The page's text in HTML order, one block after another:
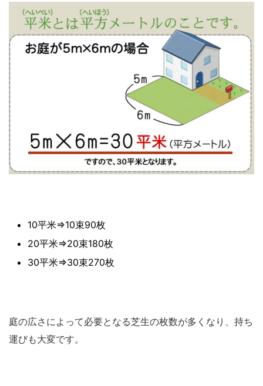
10平米⇒10束90枚
20平米⇒20束180枚
30平米⇒30束270枚
庭の広さによって必要となる芝生の枚数が多くなり、持ち
運びも大変です。